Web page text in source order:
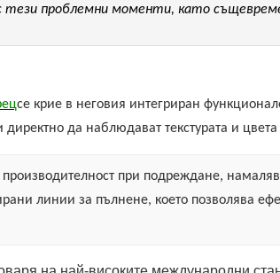
тези проблемни моменти, като
се крие в неговия интегриран
да наблюдават текстурата и
при подреждане,
линии за пълнене, което позволява